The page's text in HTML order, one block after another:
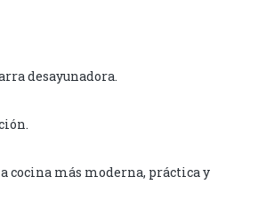
desayunadora.
cocina más moderna, práctica y